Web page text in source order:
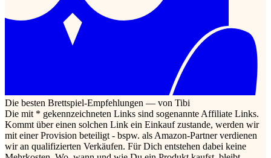
Die besten Brettspiel-Empfehlungen — von Tibi
Die mit * gekennzeichneten Links sind sogenannte Affiliate Links.
Kommt über einen solchen Link ein Einkauf zustande, werden wir
mit einer Provision beteiligt - bspw. als Amazon-Partner verdienen
wir an qualifizierten Verkäufen. Für Dich entstehen dabei keine